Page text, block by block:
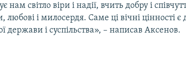
нам світло віри і надії, вчить добру і
любові і милосердя. Саме ці вічні цінності
держави і суспільства», – написав Аксенов.